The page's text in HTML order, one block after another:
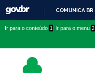
COMUNICA BR
conteúdo
menu
superior
menu
Ir para o conteúdo 1 Ir para o menu 2